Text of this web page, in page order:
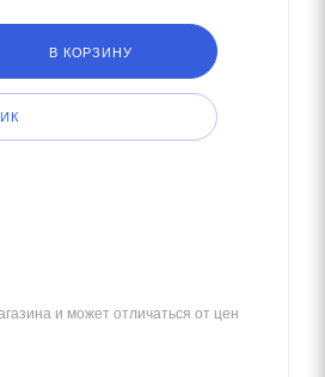
В КОРЗИНУ
и может отличаться от цен